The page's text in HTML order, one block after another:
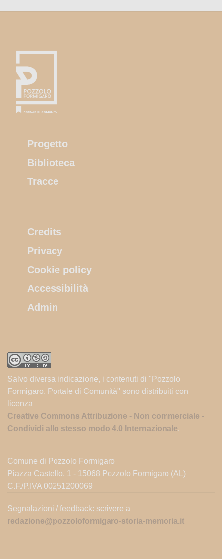
Progetto
Biblioteca
Tracce
Credits
Privacy
Cookie policy
Accessibilità
Admin
Salvo diversa indicazione, i contenuti di "Pozzolo
Formigaro. Portale di Comunità" sono distribuiti con
licenza
Creative Commons Attribuzione - Non commerciale -
Condividi allo stesso modo 4.0 Internazionale.
Comune di Pozzolo Formigaro
Piazza Castello, 1 - 15068 Pozzolo Formigaro (AL)
C.F./P.IVA 00251200069
Segnalazioni / feedback: scrivere a
redazione@pozzoloformigaro-storia-memoria.it